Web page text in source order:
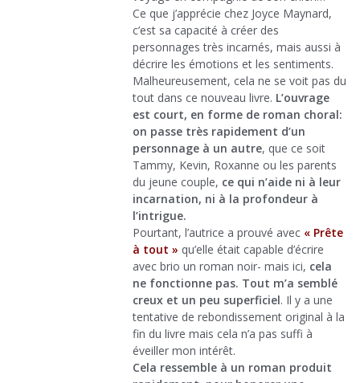
Ce que j’apprécie chez Joyce Maynard,
c’est sa capacité à créer des
personnages très incarnés, mais aussi à
décrire les émotions et les sentiments.
Malheureusement, cela ne se voit pas du
tout dans ce nouveau livre. L’ouvrage
est court, en forme de roman choral:
on passe très rapidement d’un
personnage à un autre, que ce soit
Tammy, Kevin, Roxanne ou les parents
du jeune couple, ce qui n’aide ni à leur
incarnation, ni à la profondeur à
l’intrigue.
Pourtant, l’autrice a prouvé avec « Prête
à tout » qu’elle était capable d’écrire
avec brio un roman noir- mais ici, cela
ne fonctionne pas. Tout m’a semblé
creux et un peu superficiel. Il y a une
tentative de rebondissement original à la
fin du livre mais cela n’a pas suffi à
éveiller mon intérêt.
Cela ressemble à un roman produit